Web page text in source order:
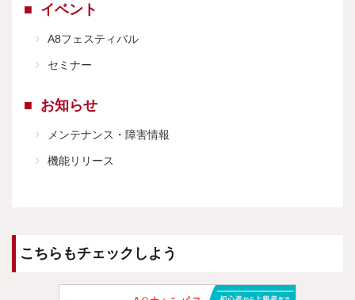
イベント
A8フェスティバル
セミナー
お知らせ
メンテナンス・障害情報
機能リリース
こちらもチェックしよう